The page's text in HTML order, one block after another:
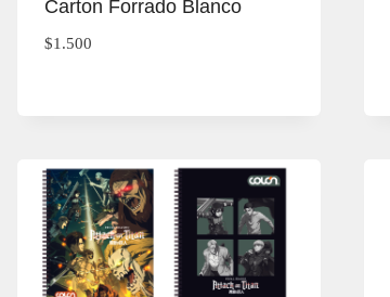
Carton Forrado Blanco
$1.500